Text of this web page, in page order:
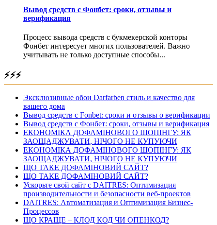
Вывод средств с Фонбет: сроки, отзывы и
верификация
Процесс вывода средств с букмекерской конторы
Фонбет интересует многих пользователей. Важно
учитывать не только доступные способы...
⚡⚡⚡
Эксклюзивные обои Darfarben стиль и качество для
вашего дома
Вывод средств с Fonbet: сроки и отзывы о верификации
Вывод средств с Фонбет: сроки, отзывы и верификация
ЕКОНОМІКА ДОФАМІНОВОГО ШОПІНГУ: ЯК
ЗАОЩАДЖУВАТИ, НІЧОГО НЕ КУПУЮЧИ
ЕКОНОМІКА ДОФАМІНОВОГО ШОПІНГУ: ЯК
ЗАОЩАДЖУВАТИ, НІЧОГО НЕ КУПУЮЧИ
ЩО ТАКЕ ДОФАМІНОВИЙ САЙТ?
ЩО ТАКЕ ДОФАМІНОВИЙ САЙТ?
Ускорьте свой сайт с DAITRES: Оптимизация
производительности и безопасности веб-проектов
DAITRES: Автоматизация и Оптимизация Бизнес-
Процессов
ЩО КРАЩЕ – КЛОД КОД ЧИ ОПЕНКОД?